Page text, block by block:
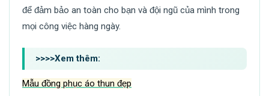
để đảm bảo an toàn cho bạn và đội ngũ của mình trong
mọi công việc hàng ngày.
>>>>Xem thêm:
Mẫu đồng phục áo thun đẹp